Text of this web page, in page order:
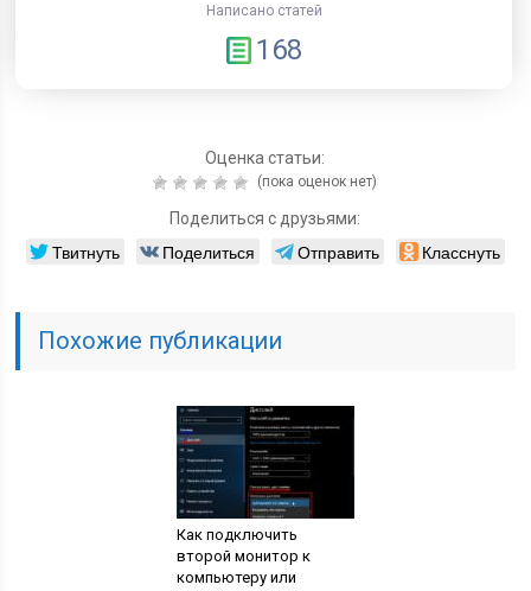
Написано статей
168
Оценка статьи:
(пока оценок нет)
Поделиться с друзьями:
Твитнуть Поделиться Отправить Класснуть
Похожие публикации
Как подключить
второй монитор к
компьютеру или